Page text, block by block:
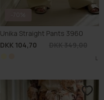
Unika Straight Pants 3960
DKK 104,70
LL